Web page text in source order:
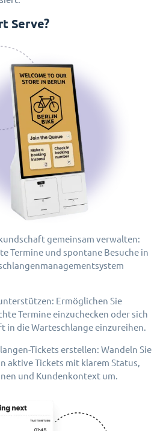
Serve?
gemeinsam verwalten:
Termine und spontane Besuche in
Ermöglichen Sie
Termine einzuchecken oder sich
in die Warteschlange einzureihen.
Tickets erstellen: Wandeln Sie
aktive Tickets mit klarem Status,
und Kundenkontext um.